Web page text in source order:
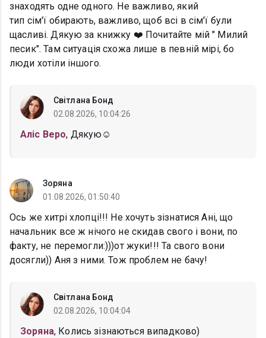
знаходять одне одного. Не важливо, який
тип сім'ї обирають, важливо, щоб всі в сім'ї були
щасливі. Дякую за книжку ❤️ Почитайте мій " Милий
песик". Там ситуація схожа лише в певній мірі, бо
люди хотіли іншого.
Світлана Бонд
02.08.2026, 10:04:26
Аліс Веро, Дякую☺️
Зоряна
01.08.2026, 01:50:40
Ось же хитрі хлопці!!! Не хочуть зізнатися Ані, що
начальник все ж нічого не скидав свого і вони, по
факту, не перемогли:)))от жуки!!! Та свого вони
досягли)) Аня з ними. Тож проблем не бачу!
Світлана Бонд
02.08.2026, 10:04:04
Зоряна, Колись зізнаються випадково)